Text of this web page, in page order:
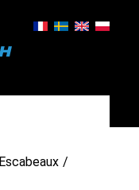
Escabeaux